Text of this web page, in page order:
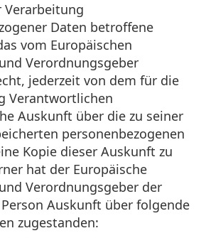
Verarbeitung
Daten betroffene
vom Europäischen
Verordnungsgeber
jederzeit von dem für die
Verantwortlichen
Auskunft über die zu seiner
personenbezogenen
Kopie dieser Auskunft zu
hat der Europäische
Verordnungsgeber der
Auskunft über folgende
zugestanden: